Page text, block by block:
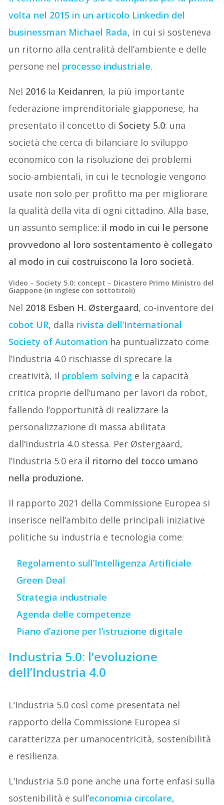
volta nel 2015 in un articolo Linkedin del
businessman Michael Rada, in cui si sosteneva
un ritorno alla centralità dell’ambiente e delle
persone nel processo industriale.
Nel 2016 la Keidanren, la più importante
federazione imprenditoriale giapponese, ha
presentato il concetto di Society 5.0: una
società che cerca di bilanciare lo sviluppo
economico con la risoluzione dei problemi
socio-ambientali, in cui le tecnologie vengono
usate non solo per profitto ma per migliorare
la qualità della vita di ogni cittadino. Alla base,
un assunto semplice: il modo in cui le persone
provvedono al loro sostentamento è collegato
al modo in cui costruiscono la loro società.
Video – Society 5.0: concept – Dicastero Primo Ministro del
Giappone (in inglese con sottotitoli)
Nel 2018 Esben H. Østergaard, co-inventore dei
cobot UR, dalla rivista dell’International
Society of Automation ha puntualizzato come
l’Industria 4.0 rischiasse di sprecare la
creatività, il problem solving e la capacità
critica proprie dell’umano per lavori da robot,
fallendo l’opportunità di realizzare la
personalizzazione di massa abilitata
dall’Industria 4.0 stessa. Per Østergaard,
l’Industria 5.0 era il ritorno del tocco umano
nella produzione.
Il rapporto 2021 della Commissione Europea si
inserisce nell’ambito delle principali iniziative
politiche su industria e tecnologia come:
Regolamento sull’Intelligenza Artificiale
Green Deal
Strategia industriale
Agenda delle competenze
Piano d’azione per l’istruzione digitale
Industria 5.0: l’evoluzione
dell’Industria 4.0
L’Industria 5.0 così come presentata nel
rapporto della Commissione Europea si
caratterizza per umanocentricità, sostenibilità
e resilienza.
L’Industria 5.0 pone anche una forte enfasi sulla
sostenibilità e sull’economia circolare,